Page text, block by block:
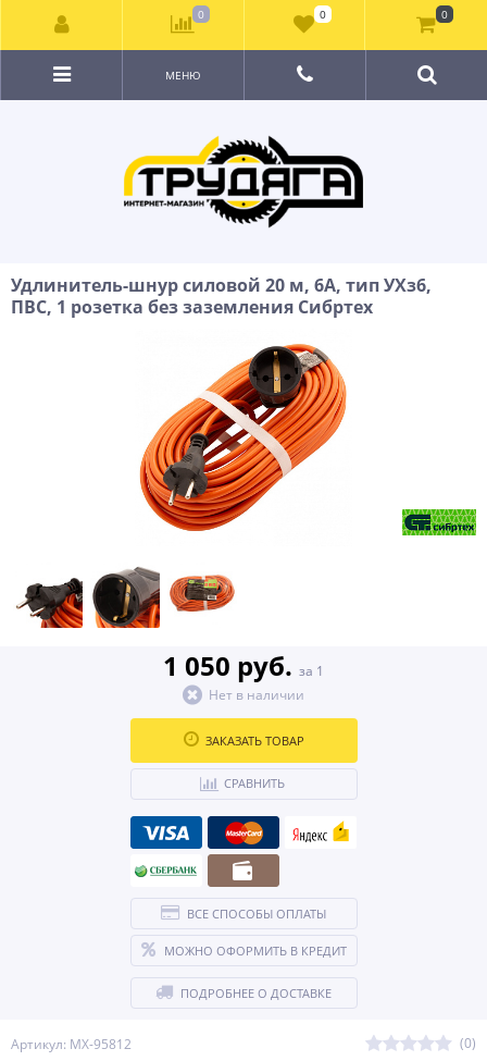
МЕНЮ
Удлинитель-шнур силовой 20 м, 6А, тип УХз6,
ПВС, 1 розетка без заземления Сибртех
Артикул: MX-95812
(0)
1 050 руб. за 1
Нет в наличии
ЗАКАЗАТЬ ТОВАР
СРАВНИТЬ
ВСЕ СПОСОБЫ ОПЛАТЫ
МОЖНО ОФОРМИТЬ В КРЕДИТ
ПОДРОБНЕЕ О ДОСТАВКЕ
0 0 0